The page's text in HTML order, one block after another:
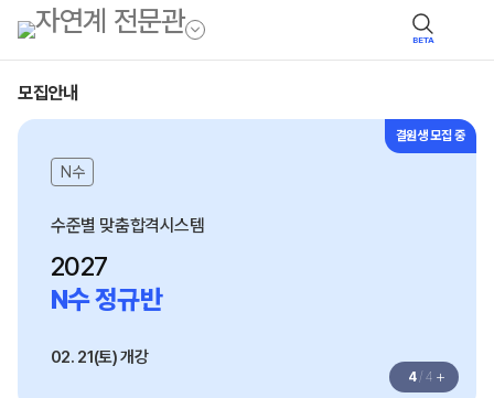
BETA
모집안내
결원생 모집 중
N수
수준별 맞춤합격시스템
2027
N수 정규반
02. 21(토) 개강
4/ 4 +